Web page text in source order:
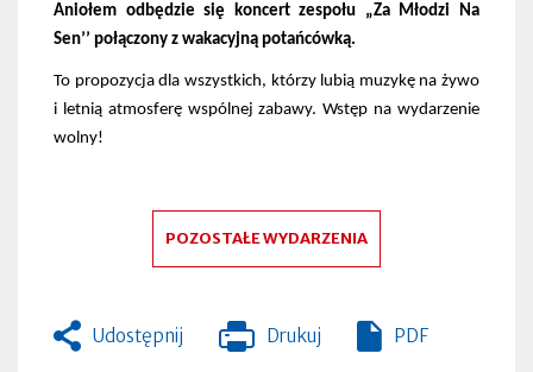
Aniołem odbędzie się koncert zespołu „Za Młodzi Na
Sen’’ połączony z wakacyjną potańcówką.
To propozycja dla wszystkich, którzy lubią muzykę na żywo
i letnią atmosferę wspólnej zabawy. Wstęp na wydarzenie
wolny!
POZOSTAŁE WYDARZENIA
Udostępnij Drukuj
Otworzy
PDF